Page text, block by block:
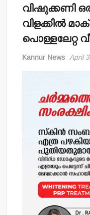
വിഷുക്കണി
വിളക്കില്‍
പൊള്ളലേറ്റ
Kannur News April